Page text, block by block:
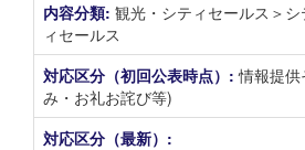
内容分類: 観光・シティセールス＞
ィセールス
対応区分（初回公表時点）:情報提
み・お礼お詫び等)
対応区分（最新）: